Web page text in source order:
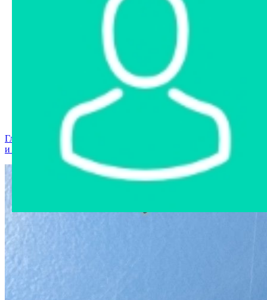
Интернет-магазин
Интернет-витрина
Арестованное имущество
Реестр несостоявшихся торгов
Реестр переоценок
Государственное имущество
Главная страница
и аксессуары
› Флеш-карта Micro SD 2GB